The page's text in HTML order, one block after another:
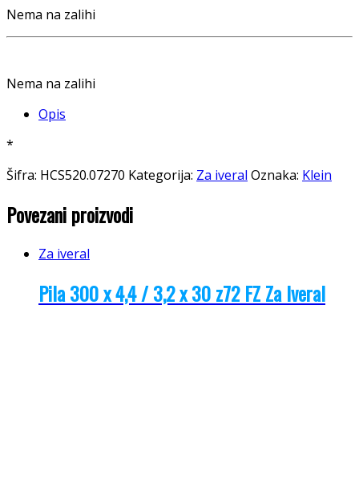
Nema na zalihi
Nema na zalihi
Opis
*
Šifra: HCS520.07270 Kategorija: Za iveral Oznaka: Klein
Povezani proizvodi
Za iveral
Pila 300 x 4,4 / 3,2 x 30 z72 FZ Za Iveral